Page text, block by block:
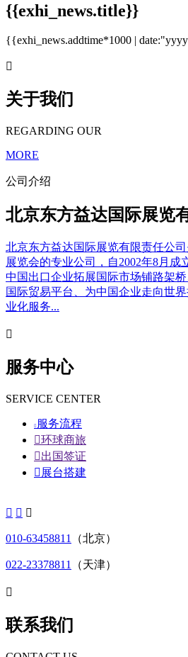
{{exhi_news.title}}
{{exhi_news.addtime*1000 |

关于我们
REGARDING OUR
MORE
公司介绍
北京东方益达国际展览
北京东方益达国际展览有限责任公
展览会的专业公司，自2002年8月成
中国出口企业拓展国际市场铺路架
国际贸易平台、为中国企业走向世
业化服务...

服务中心
SERVICE CENTER
 服务流程
环球商旅
出国签证
 展台搭建
  
010-63458811 （北京）
022-23378811 （天津）

联系我们